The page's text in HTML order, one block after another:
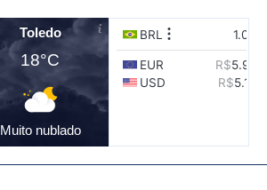
Toledo
18°C
Muito nublado